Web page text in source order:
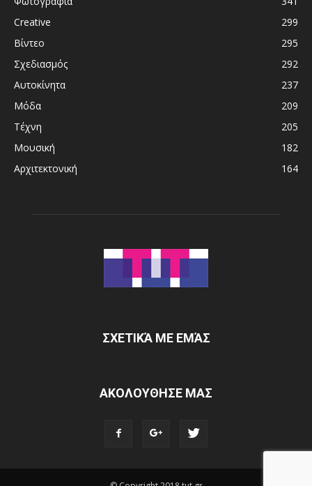
Creative
299
Βίντεο
295
Σχεδιασμός
292
Αυτοκίνητα
237
Μόδα
209
Τέχνη
205
Μουσική
182
Αρχιτεκτονική
164
ΣΧΕΤΙΚΆ ΜΕ ΕΜΆΣ
ΑΚΟΛΟΥΘΗΣΕ ΜΑΣ